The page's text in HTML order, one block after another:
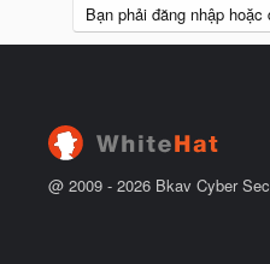
Bạn phải đăng nhập
@ 2009 - 2026 Bkav Cyber